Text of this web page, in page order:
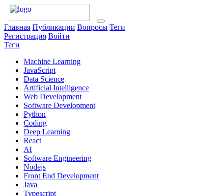
Главная Публикации Вопросы Теги
Регистрация Войти
Теги
Machine Learning
JavaScript
Data Science
Artificial Intelligence
Web Development
Software Development
Python
Coding
Deep Learning
React
AI
Software Engineering
Nodejs
Front End Development
Java
Typescript